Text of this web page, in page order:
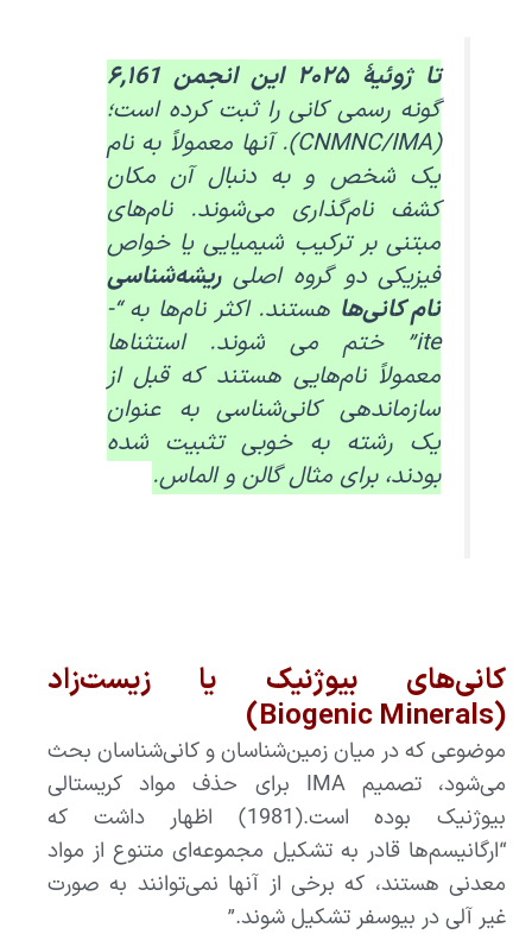
تا ژوئیهٔ ۲۰۲۵ این انجمن ۶,۱61
گونه رسمی کانی را ثبت کرده است؛
(CNMNC/IMA). آنها معمولاً به نام
یک شخص و به دنبال آن مکان
کشف نام‌گذاری می‌شوند. نام‌های
مبتنی بر ترکیب شیمیایی یا خواص
فیزیکی دو گروه اصلی ریشه‌شناسی
نام کانی‌هاهستند. اکثر نام‌ها به “-
ite” ختم می شوند. استثناها
معمولاً نام‌هایی هستند که قبل از
سازماندهی کانی‌شناسی به عنوان
یک رشته به خوبی تثبیت شده
بودند، برای مثال گالن و الماس.
کانی‌های بیوژنیک یا زیست‌زاد
(Biogenic Minerals)
موضوعی که در میان زمین‌شناسان و کانی‌شناسان بحث
می‌شود، تصمیم IMA برای حذف مواد کریستالی
بیوژنیک بوده است.(1981) اظهار داشت که
“ارگانیسم‌ها قادر به تشکیل مجموعه‌ای متنوع از مواد
معدنی هستند، که برخی از آنها نمی‌توانند به صورت
غیر آلی در بیوسفر تشکیل شوند.”